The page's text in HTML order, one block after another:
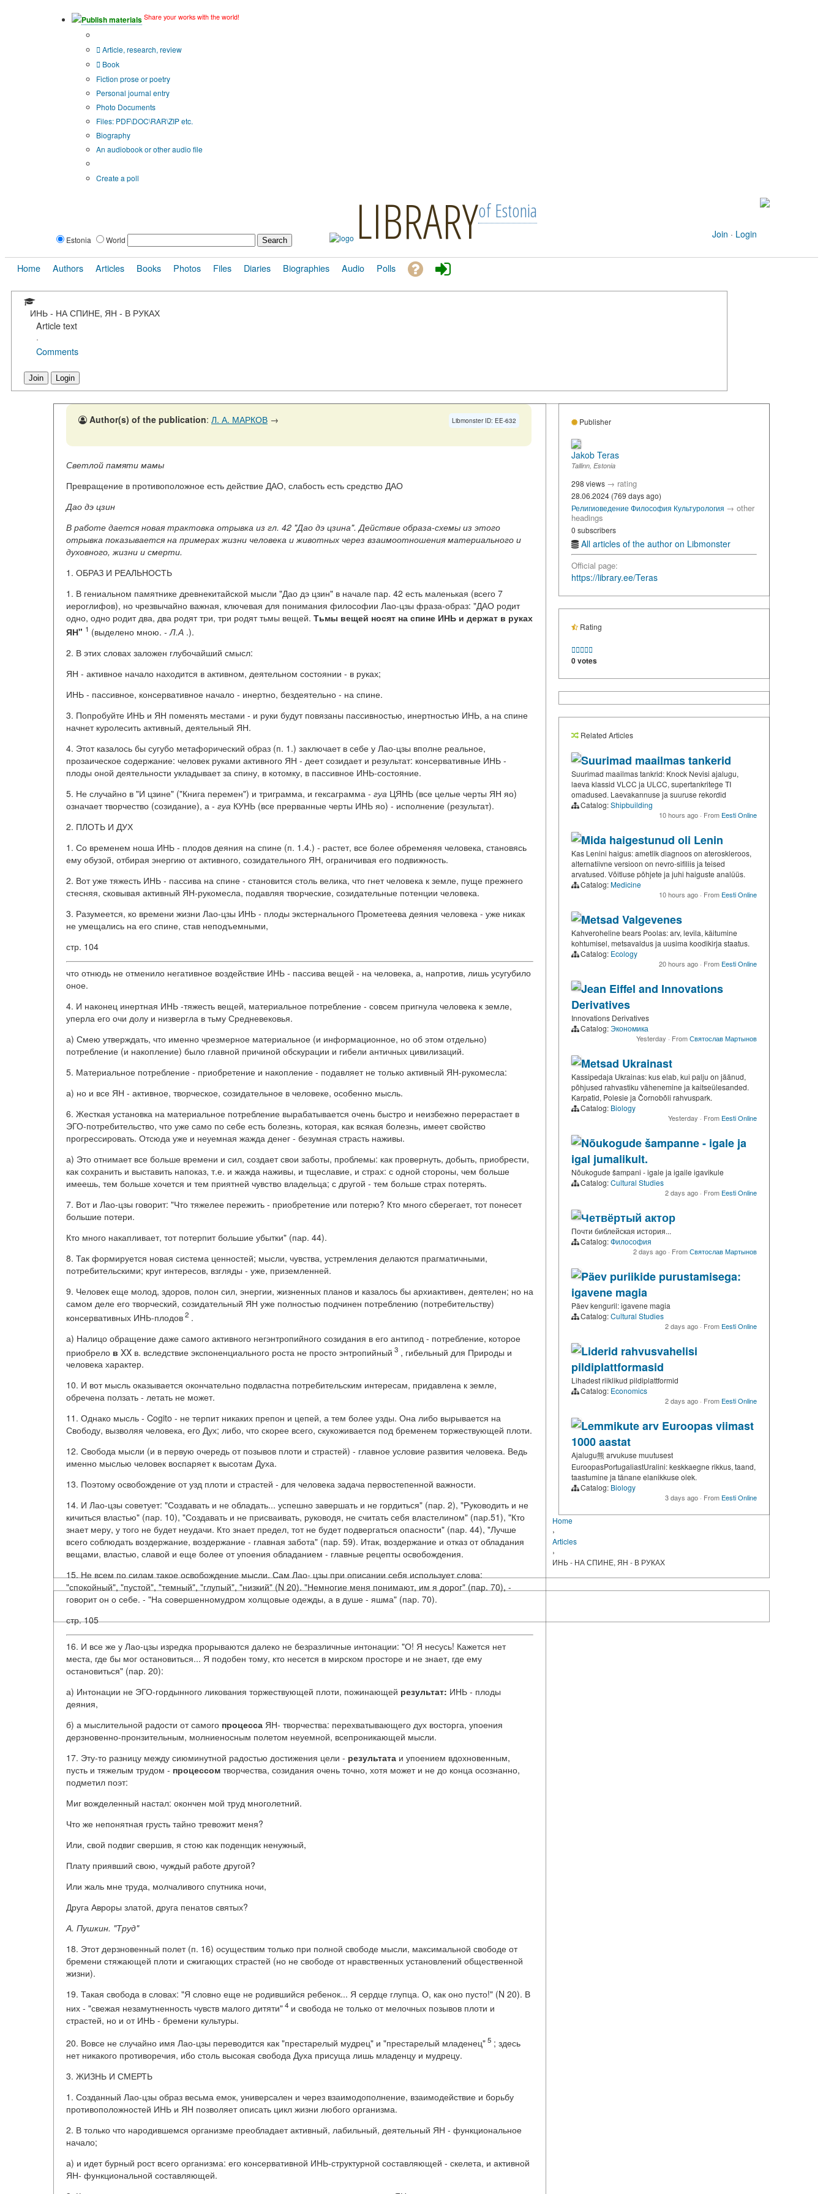
Publish materials Share your works with the world!
Article, research, review
Book
Fiction prose or poetry
Personal journal entry
Photo Documents
Files: PDF\DOC\RAR\ZIP etc.
Biography
An audiobook or other audio file
Create a poll
Estonia World LIBRARYof Estonia
Join · Login
Home Authors Articles Books Photos Files Diaries Biographies Audio Polls
ИНЬ - НА СПИНЕ, ЯН - В РУКАХ
Article text
·
Comments
Join Login
Libmonster ID: EE-632
Author(s) of the publication: Л. А. МАРКОВ →
Светлой памяти мамы
Превращение в противоположное есть действие ДАО, слабость есть средство ДАО
Дао дэ цзин
В работе дается новая трактовка отрывка из гл. 42 "Дао дэ цзина". Действие образа-схемы из этого
отрывка показывается на примерах жизни человека и животных через взаимоотношения материального и
духовного, жизни и смерти.
1. ОБРАЗ И РЕАЛЬНОСТЬ
1. В гениальном памятнике древнекитайской мысли "Дао дэ цзин" в начале пар. 42 есть маленькая (всего 7
иероглифов), но чрезвычайно важная, ключевая для понимания философии Лао-цзы фраза-образ: "ДАО родит
одно, одно родит два, два родят три, три родят тьмы вещей. Тьмы вещей носят на спине ИНЬ и держат в руках
ЯН" 1 (выделено мною. - Л.А .).
2. В этих словах заложен глубочайший смысл:
ЯН - активное начало находится в активном, деятельном состоянии - в руках;
ИНЬ - пассивное, консервативное начало - инертно, бездеятельно - на спине.
3. Попробуйте ИНЬ и ЯН поменять местами - и руки будут повязаны пассивностью, инертностью ИНЬ, а на спине
начнет куролесить активный, деятельный ЯН.
4. Этот казалось бы сугубо метафорический образ (п. 1.) заключает в себе у Лао-цзы вполне реальное,
прозаическое содержание: человек руками активного ЯН - деет созидает и результат: консервативные ИНЬ -
плоды оной деятельности укладывает за спину, в котомку, в пассивное ИНЬ-состояние.
5. Не случайно в "И цзине" ("Книга перемен") и триграмма, и гексаграмма - гуа ЦЯНЬ (все целые черты ЯН яо)
означает творчество (созидание), а - гуа КУНЬ (все прерванные черты ИНЬ яо) - исполнение (результат).
2. ПЛОТЬ И ДУХ
1. Со временем ноша ИНЬ - плодов деяния на спине (п. 1.4.) - растет, все более обременяя человека, становясь
ему обузой, отбирая энергию от активного, созидательного ЯН, ограничивая его подвижность.
2. Вот уже тяжесть ИНЬ - пассива на спине - становится столь велика, что гнет человека к земле, пуще прежнего
стесняя, сковывая активный ЯН-рукомесла, подавляя творческие, созидательные потенции человека.
3. Разумеется, ко времени жизни Лао-цзы ИНЬ - плоды экстернального Прометеева деяния человека - уже никак
не умещались на его спине, став неподъемными,
стр. 104
что отнюдь не отменило негативное воздействие ИНЬ - пассива вещей - на человека, а, напротив, лишь усугубило
оное.
4. И наконец инертная ИНЬ -тяжесть вещей, материальное потребление - совсем пригнула человека к земле,
уперла его очи долу и низвергла в тьму Средневековья.
а) Смею утверждать, что именно чрезмерное материальное (и информационное, но об этом отдельно)
потребление (и накопление) было главной причиной обскурации и гибели античных цивилизаций.
5. Материальное потребление - приобретение и накопление - подавляет не только активный ЯН-рукомесла:
а) но и все ЯН - активное, творческое, созидательное в человеке, особенно мысль.
6. Жесткая установка на материальное потребление вырабатывается очень быстро и неизбежно перерастает в
ЭГО-потребительство, что уже само по себе есть болезнь, которая, как всякая болезнь, имеет свойство
прогрессировать. Отсюда уже и неуемная жажда денег - безумная страсть наживы.
а) Это отнимает все больше времени и сил, создает свои заботы, проблемы: как провернуть, добыть, приобрести,
как сохранить и выставить напоказ, т.е. и жажда наживы, и тщеславие, и страх: с одной стороны, чем больше
имеешь, тем больше хочется и тем приятней чувство владельца; с другой - тем больше страх потерять.
7. Вот и Лао-цзы говорит: "Что тяжелее пережить - приобретение или потерю? Кто много сберегает, тот понесет
большие потери.
Кто много накапливает, тот потерпит большие убытки" (пар. 44).
8. Так формируется новая система ценностей; мысли, чувства, устремления делаются прагматичными,
потребительскими; круг интересов, взгляды - уже, приземленней.
9. Человек еще молод, здоров, полон сил, энергии, жизненных планов и казалось бы архиактивен, деятелен; но на
самом деле его творческий, созидательный ЯН уже полностью подчинен потреблению (потребительству)
консервативных ИНЬ-плодов2 .
а) Налицо обращение даже самого активного негэнтропийного созидания в его антипод - потребление, которое
приобрело в XX в. вследствие экспоненциального роста не просто энтропийный 3 , гибельный для Природы и
человека характер.
10. И вот мысль оказывается окончательно подвластна потребительским интересам, придавлена к земле,
обречена ползать - летать не может.
11. Однако мысль - Cogito - не терпит никаких препон и цепей, а тем более узды. Она либо вырывается на
Свободу, вызволяя человека, его Дух; либо, что скорее всего, скукоживается под бременем торжествующей плоти.
12. Свобода мысли (и в первую очередь от позывов плоти и страстей) - главное условие развития человека. Ведь
именно мыслью человек воспаряет к высотам Духа.
13. Поэтому освобождение от узд плоти и страстей - для человека задача первостепенной важности.
14. И Лао-цзы советует: "Создавать и не обладать... успешно завершать и не гордиться" (пар. 2), "Руководить и не
кичиться властью" (пар. 10), "Создавать и не присваивать, руководя, не считать себя властелином" (пар.51), "Кто
знает меру, у того не будет неудачи. Кто знает предел, тот не будет подвергаться опасности" (пар. 44), "Лучше
всего соблюдать воздержание, воздержание - главная забота" (пар. 59). Итак, воздержание и отказ от обладания
вещами, властью, славой и еще более от упоения обладанием - главные рецепты освобождения.
15. Не всем по силам такое освобождение мысли. Сам Лао- цзы при описании себя использует слова:
"спокойный", "пустой", "темный", "глупый", "низкий" (N 20). "Немногие меня понимают, им я дорог" (пар. 70), -
говорит он о себе. - "На совершенномудром холщовые одежды, а в душе - яшма" (пар. 70).
стр. 105
16. И все же у Лао-цзы изредка прорываются далеко не безразличные интонации: "О! Я несусь! Кажется нет
места, где бы мог остановиться... Я подобен тому, кто несется в мирском просторе и не знает, где ему
остановиться" (пар. 20):
а) Интонации не ЭГО-гордынного ликования торжествующей плоти, пожинающей результат: ИНЬ - плоды
деяния,
б) а мыслительной радости от самого процесса ЯН- творчества: перехватывающего дух восторга, упоения
дерзновенно-пронзительным, молниеносным полетом неуемной, всепроникающей мысли.
17. Эту-то разницу между сиюминутной радостью достижения цели - результата и упоением вдохновенным,
пусть и тяжелым трудом - процессом творчества, созидания очень точно, хотя может и не до конца осознанно,
подметил поэт:
Миг вожделенный настал: окончен мой труд многолетний.
Что же непонятная грусть тайно тревожит меня?
Или, свой подвиг свершив, я стою как поденщик ненужный,
Плату приявший свою, чуждый работе другой?
Или жаль мне труда, молчаливого спутника ночи,
Друга Авроры златой, друга пенатов святых?
А. Пушкин. "Труд"
18. Этот дерзновенный полет (п. 16) осуществим только при полной свободе мысли, максимальной свободе от
бремени стяжающей плоти и сжигающих страстей (но не свободе от нравственных установлений общественной
жизни).
19. Такая свобода в словах: "Я словно еще не родившийся ребенок... Я сердце глупца. О, как оно пусто!" (N 20). В
них - "свежая незамутненность чувств малого дитяти"4 и свобода не только от мелочных позывов плоти и
страстей, но и от ИНЬ - бремени культуры.
20. Вовсе не случайно имя Лао-цзы переводится как "престарелый мудрец" и "престарелый младенец"5 ; здесь
нет никакого противоречия, ибо столь высокая свобода Духа присуща лишь младенцу и мудрецу.
3. ЖИЗНЬ И СМЕРТЬ
1. Созданный Лао-цзы образ весьма емок, универсален и через взаимодополнение, взаимодействие и борьбу
противоположностей ИНЬ и ЯН позволяет описать цикл жизни любого организма.
2. В только что народившемся организме преобладает активный, лабильный, деятельный ЯН - функциональное
начало;
а) и идет бурный рост всего организма: его консервативной ИНЬ-структурной составляющей - скелета, и активной
ЯН- функциональной составляющей.
Publisher
Jakob Teras
Tallinn, Estonia
298 views → rating
28.06.2024 (769 days ago)
Религиоведение Философия Культурология → other
headings
0 subscribers
All articles of the author on Libmonster
Official page:
https://library.ee/Teras
Rating

0 votes
Related Articles
Suurimad maailmas tankerid
Suurimad maailmas tankrid: Knock Nevisi ajalugu,
laeva klassid VLCC ja ULCC, supertankritege TI
omadused. Laevakannuse ja suuruse rekordid
Catalog:Shipbuilding
10 hours ago · From Eesti Online
Mida haigestunud oli Lenin
Kas Lenini haigus: ametlik diagnoos on ateroskleroos,
alternatiivne versioon on nevro-sifiliis ja teised
arvatused. Võitluse põhjete ja juhi haiguste analüüs.
Catalog:Medicine
10 hours ago · From Eesti Online
Metsad Valgevenes
Kahveroheline bears Poolas: arv, levila, käitumine
kohtumisel, metsavaldus ja uusima koodikirja staatus.
Catalog: Ecology
20 hours ago · From Eesti Online
Jean Eiffel and Innovations
Derivatives
Innovations Derivatives
Catalog:Экономика
Yesterday · FromСвятослав Мартынов
Metsad Ukrainast
Kassipedaja Ukrainas: kus elab, kui palju on jäänud,
põhjused rahvastiku vähenemine ja kaitseülesanded.
Karpatid, Polesie ja Čornobõli rahvuspark.
Catalog: Biology
Yesterday · From Eesti Online
Nõukogude šampanne - igale ja
igal jumalikult.
Nõukogude šampani - igale ja igaile igavikule
Catalog:Cultural Studies
2 days ago · From Eesti Online
Четвёртый актор
Почти библейская история...
Catalog:Философия
2 days ago · FromСвятослав Мартынов
Päev puriikide purustamisega:
igavene magia
Päev kenguril: igavene magia
Catalog:Cultural Studies
2 days ago · From Eesti Online
Liderid rahvusvahelisi
pildiplattformasid
Lihadest riiklikud pildiplattformid
Catalog: Economics
2 days ago · From Eesti Online
Lemmikute arv Euroopas viimast
1000 aastat
Ajalugu熊 arvukuse muutusest
EuroopasPortugaliastUralini: keskkaegne rikkus, taand,
taastumine ja tänane elanikkuse olek.
Catalog: Biology
3 days ago · From Eesti Online
Home
›
Articles
›
ИНЬ - НА СПИНЕ, ЯН - В РУКАХ